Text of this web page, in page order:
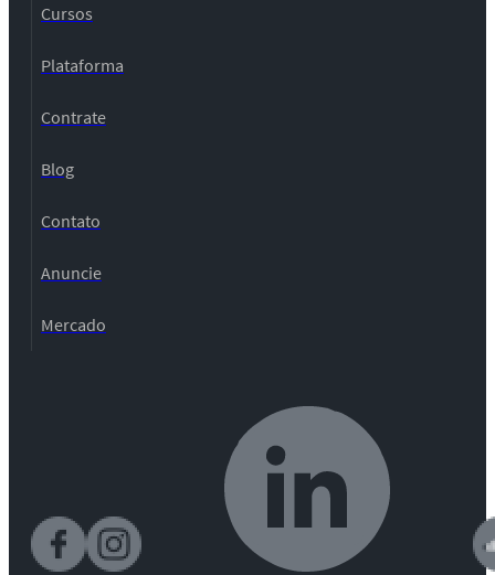
Cursos
Plataforma
Contrate
Blog
Contato
Anuncie
Mercado